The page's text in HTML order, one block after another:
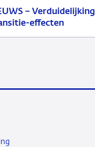
– Verduidelijking
effecten